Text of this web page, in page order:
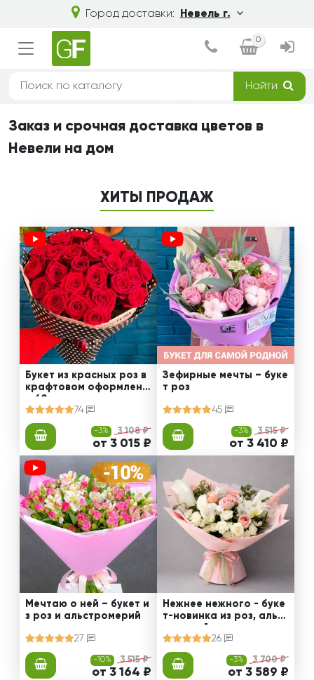
Город доставки: Невель г.
0
Найти
Заказ и срочная доставка цветов в
Невели на дом
ХИТЫ ПРОДАЖ
Букет из красных роз в
крафтовом оформлени
и 60 см
74
-3% 3 108 ₽
от 3 015 ₽
Зефирные мечты – буке
т роз
45
-3% 3 515 ₽
от 3 410 ₽
Мечтаю о ней – букет и
з роз и альстромерий
27
-10% 3 515 ₽
от 3 164 ₽
Нежнее нежного - буке
т-новинка из роз, альст
ромерий и калл
26
-3% 3 700 ₽
от 3 589 ₽